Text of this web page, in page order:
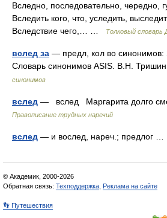
Вследно, последовательно, чередно,
Вследить кого, что, уследить,
Вследствие чего,… …
Толковый словарь
вслед за — предл, кол во синонимов:
Словарь синонимов ASIS. В.Н.
синонимов
вслед — вслед Маргарита долго
Правописание трудных наречий
вслед — и вослед, нареч.; предлог …
© Академик, 2000-2026
Обратная связь: Техподдержка Реклама на сайте
👣 Путешествия